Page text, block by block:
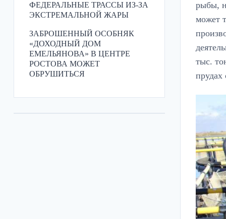
ФЕДЕРАЛЬНЫЕ ТРАССЫ ИЗ-ЗА
ЭКСТРЕМАЛЬНОЙ ЖАРЫ
ЗАБРОШЕННЫЙ ОСОБНЯК
«ДОХОДНЫЙ ДОМ
ЕМЕЛЬЯНОВА» В ЦЕНТРЕ
РОСТОВА МОЖЕТ
ОБРУШИТЬСЯ
рыбы,
может
тыс.
прудах